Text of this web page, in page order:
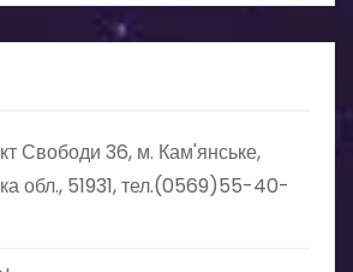
Свободи 36, м. Кам'янське,
обл., 51931, тел.(0569)55-40-